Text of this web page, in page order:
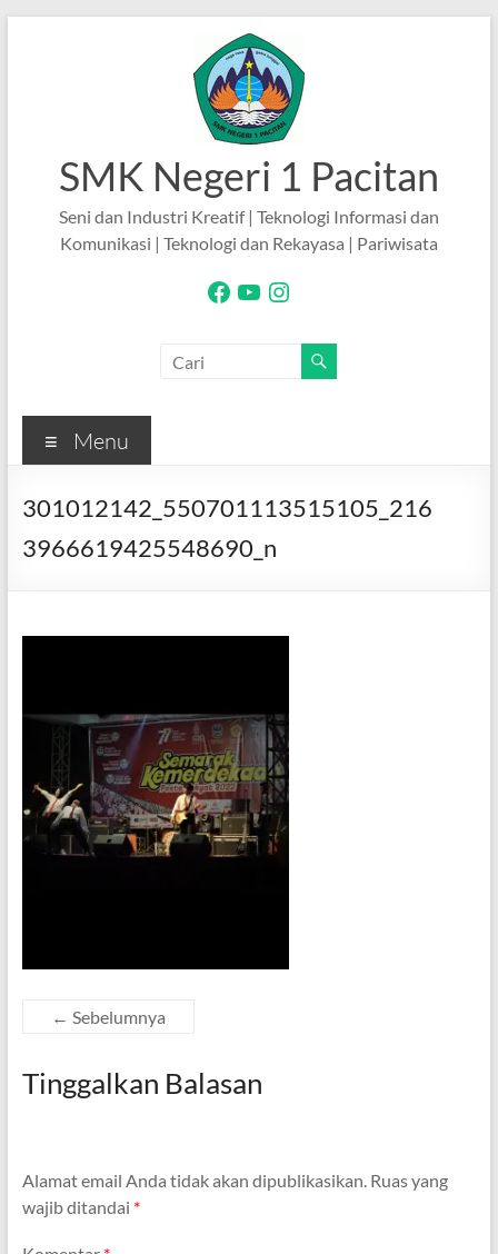
SMK Negeri 1 Pacitan
Seni dan Industri Kreatif | Teknologi Informasi dan
Komunikasi | Teknologi dan Rekayasa | Pariwisata
Facebook
YouTubeInstagram
Menu
301012142_550701113515105_216
3966619425548690_n
← Sebelumnya
Tinggalkan Balasan
Alamat email Anda tidak akan dipublikasikan. Ruas yang
wajib ditandai *